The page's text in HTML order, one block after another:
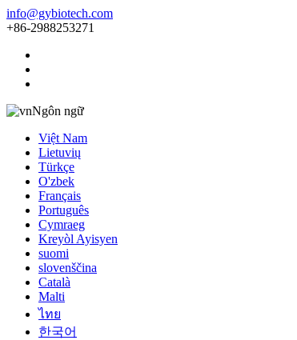
info@gybiotech.com
+86-2988253271
Ngôn ngữ
Việt Nam
Lietuvių
Türkçe
O'zbek
Français
Português
Cymraeg
Kreyòl Ayisyen
suomi
slovenščina
Català
Malti
ไทย
한국어